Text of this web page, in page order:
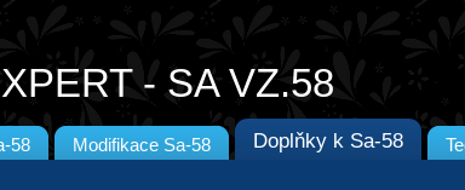
- SA VZ.58
58 Modifikace Sa-58 Doplňky k Sa-58